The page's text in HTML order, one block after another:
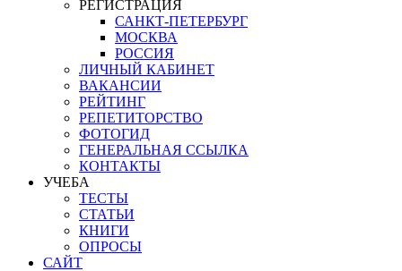
РЕГИСТРАЦИЯ
САНКТ-ПЕТЕРБУРГ
МОСКВА
РОССИЯ
ЛИЧНЫЙ КАБИНЕТ
ВАКАНСИИ
РЕЙТИНГ
РЕПЕТИТОРСТВО
ФОТОГИД
ГЕНЕРАЛЬНАЯ ССЫЛКА
КОНТАКТЫ
УЧЕБА
ТЕСТЫ
СТАТЬИ
КНИГИ
ОПРОСЫ
САЙТ